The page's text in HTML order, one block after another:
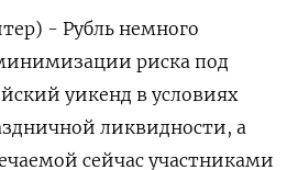
- Рубль немного
риска под
уикенд в условиях
ликвидности, а
сейчас участниками